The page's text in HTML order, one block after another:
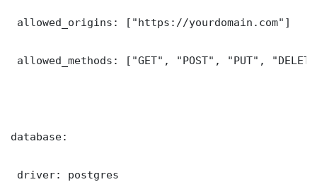
allowed_origins: ["https://yourdomain.com"]
allowed_methods: ["GET", "POST", "PUT",
database:
driver: postgres